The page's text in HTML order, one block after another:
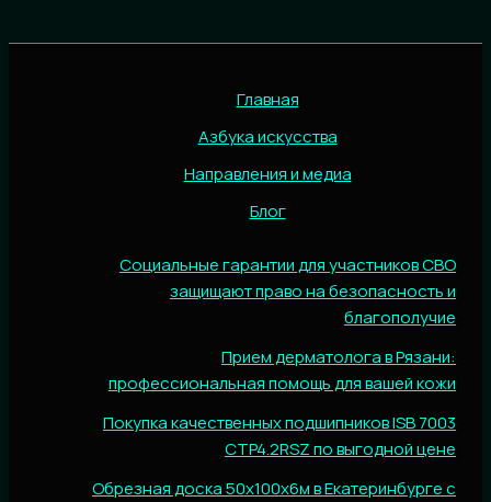
Главная
Азбука искусства
Направления и медиа
Блог
Социальные гарантии для участников СВО
защищают право на безопасность и
благополучие
Прием дерматолога в Рязани:
профессиональная помощь для вашей кожи
Покупка качественных подшипников ISB 7003
CTP4.2RSZ по выгодной цене
Обрезная доска 50х100х6м в Екатеринбурге с